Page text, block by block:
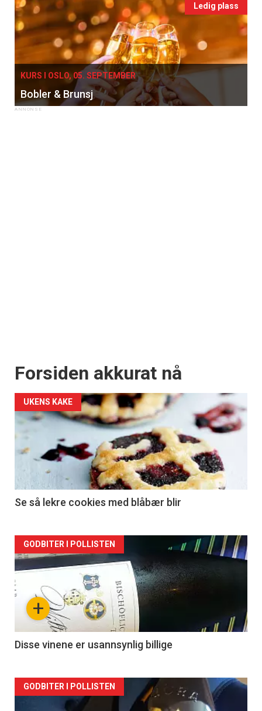
×
Få ukentlige nyhetsbrev fra
Apéritif
Vi tilbyr flere ukentlige nyhetsbrev. Du
Ledig plass
KURS I OSLO, 05. SEPTEMBER
Bobler & Brunsj
Forsiden akkurat nå
UKENS KAKE
Se så lekre cookies med blåbær blir
Forsiden
akkurat
nå
2
+
GODBITER I POLLISTEN
Disse vinene er usannsynlig billige
Forsiden
GODBITER I POLLISTEN